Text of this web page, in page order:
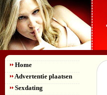
Home
Advertentie plaatsen
Sexdating